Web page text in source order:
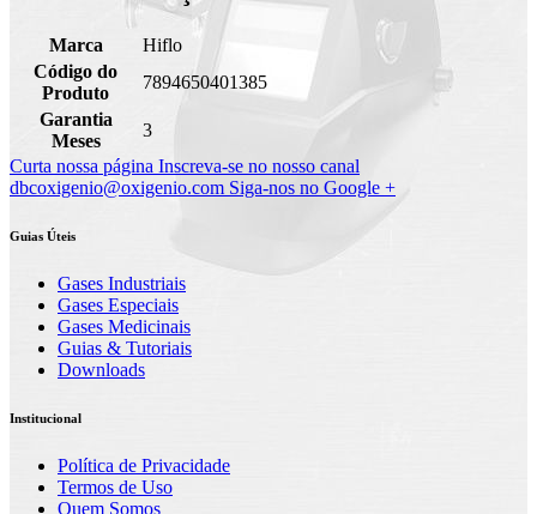
Marca
Hiflo
Código do
Produto
7894650401385
Garantia
Meses
3
Curta nossa página Inscreva-se no nosso canal
dbcoxigenio@oxigenio.com Siga-nos no Google +
Guias Úteis
Gases Industriais
Gases Especiais
Gases Medicinais
Guias & Tutoriais
Downloads
Institucional
Política de Privacidade
Termos de Uso
Quem Somos